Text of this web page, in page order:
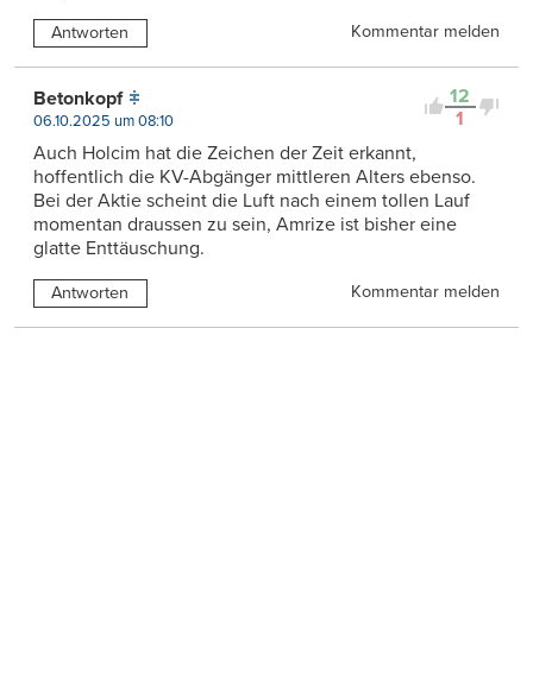
Antworten Kommentar melden
12
1
Betonkopf
06.10.2025 um 08:10
Auch Holcim hat die Zeichen der Zeit erkannt,
hoffentlich die KV-Abgänger mittleren Alters ebenso.
Bei der Aktie scheint die Luft nach einem tollen Lauf
momentan draussen zu sein, Amrize ist bisher eine
glatte Enttäuschung.
Antworten Kommentar melden